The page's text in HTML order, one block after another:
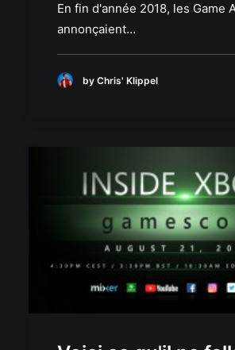
En fin d'année 2018, les Game
annonçaient…
by Chris' Klippel